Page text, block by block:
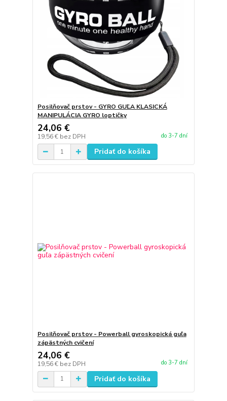
Posilňovač prstov - GYRO GUĽA KLASICKÁ
MANIPULÁCIA GYRO loptičky
24,06 €
19,56 € bez DPH do 3-7 dní
Pridať do košíka
Posilňovač prstov - Powerball gyroskopická guľa
zápästných cvičení
24,06 €
19,56 € bez DPH do 3-7 dní
Pridať do košíka